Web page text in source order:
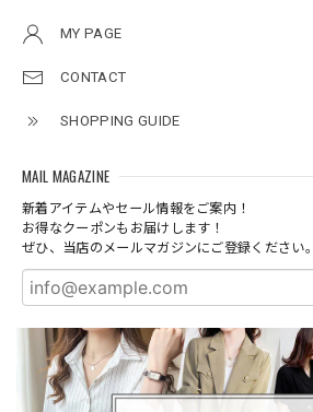
MY PAGE
CONTACT
SHOPPING GUIDE
MAIL MAGAZINE
新着アイテムやセール情報をご案内！
お得なクーポンもお届けします！
ぜひ、当店のメールマガジンにご登録ください。